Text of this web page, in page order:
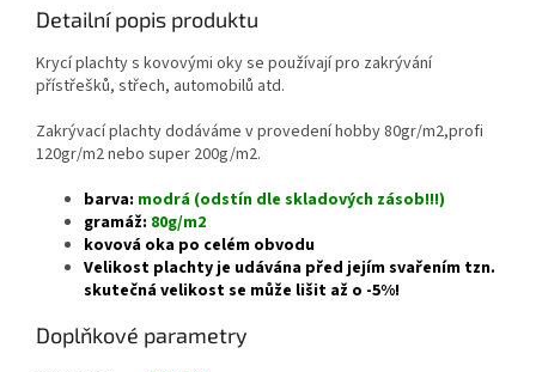
Detailní popis produktu
Krycí plachty s kovovými oky se používají pro zakrývání
přístřešků, střech, automobilů atd.
Zakrývací plachty dodáváme v provedení hobby 80gr/m2,profi
120gr/m2 nebo super 200g/m2.
barva: modrá (odstín dle skladových zásob!!!)
gramáž: 80g/m2
kovová oka po celém obvodu
Velikost plachty je udávána před jejím svařením tzn.
skutečná velikost se může lišit až o -5%!
Doplňkové parametry